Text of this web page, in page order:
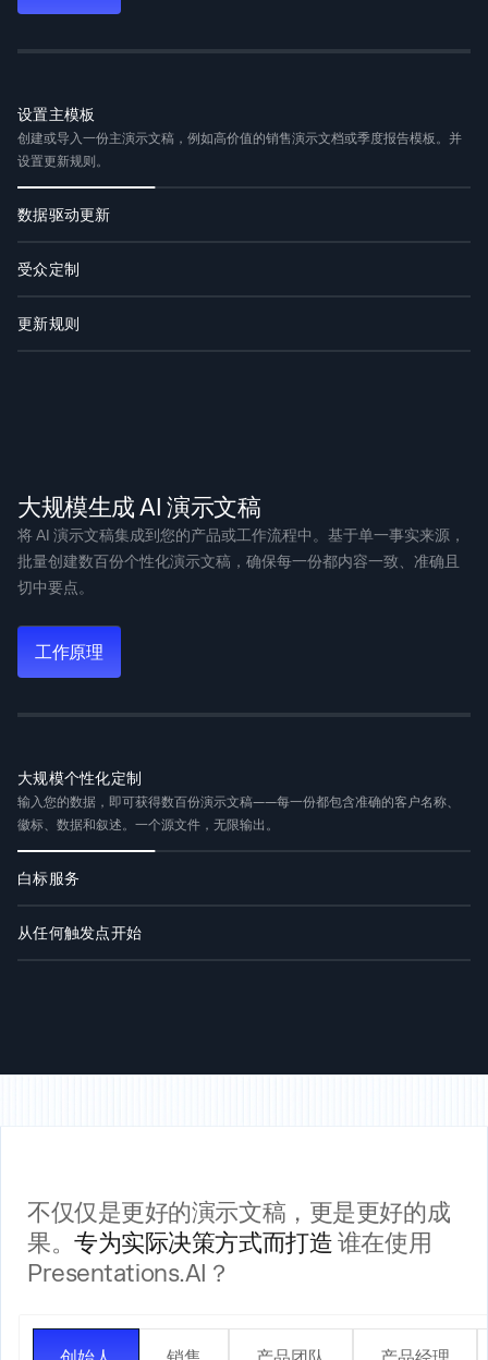
设置主模板
创建或导入一份主演示文稿，例如高价值的销售演示文档或季度报告模板。并
设置更新规则。
数据驱动更新
Looker、Databox、Mixpanel、PostgreSQL、MySQL、Snowflake 等 50 多
受众定制
背景信息。只需几分钟，即可获得一份量身定制的方案，无需改动幻灯片结
更新规则
‍大规模生成 AI 演示文稿
将 AI 演示文稿集成到您的产品或工作流程中。基于单一事实来源，
批量创建数百份个性化演示文稿，确保每一份都内容一致、准确且
切中要点。
工作原理
大规模个性化定制
输入您的数据，即可获得数百份演示文稿——每一份都包含准确的客户名称、
徽标、数据和叙述。一个源文件，无限输出。
白标服务
到我们的品牌。
从任何触发点开始
不仅仅是更好的演示文稿，更是更好的成
果。专为实际决策方式而打造谁在使用
Presentations.AI？